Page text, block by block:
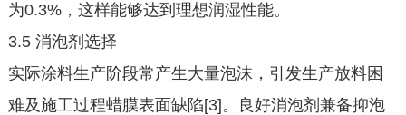
为0.3%，这样能够达到理想润湿性能。
3.5 消泡剂选择
实际涂料生产阶段常产生大量泡沫，引发生产放料困
难及施工过程蜡膜表面缺陷[3]。良好消泡剂兼备抑泡